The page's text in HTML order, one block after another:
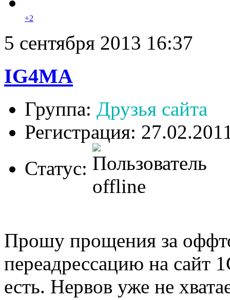
+2
5 сентября 2013 16:37
IG4MA
Группа: Друзья сайта
Регистрация:
Статус:
Прошу прощения за
переадрессацию на сайт
есть. Нервов уже не